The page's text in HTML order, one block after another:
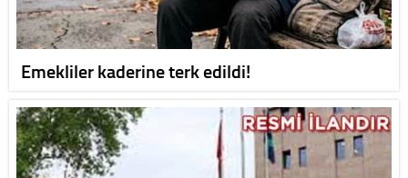
Emekliler kaderine terk edildi!